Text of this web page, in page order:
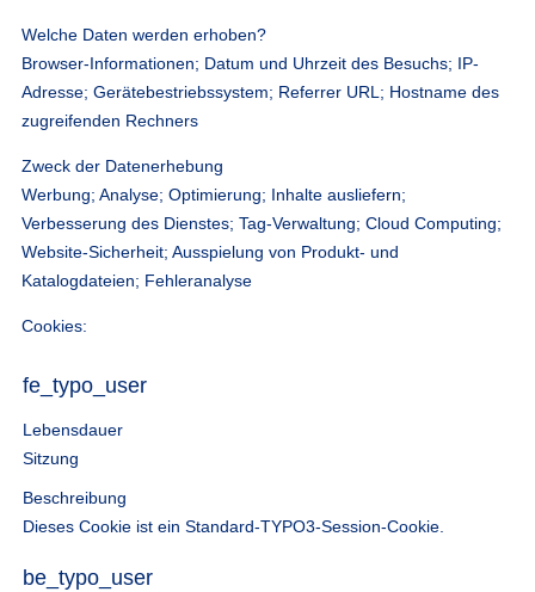
Welche Daten werden erhoben?
Browser-Informationen; Datum und Uhrzeit des Besuchs; IP-
Adresse; Gerätebestriebssystem; Referrer URL; Hostname des
zugreifenden Rechners
Zweck der Datenerhebung
Werbung; Analyse; Optimierung; Inhalte ausliefern;
Verbesserung des Dienstes; Tag-Verwaltung; Cloud Computing;
Website-Sicherheit; Ausspielung von Produkt- und
Katalogdateien; Fehleranalyse
Cookies:
fe_typo_user
Lebensdauer
Sitzung
Beschreibung
Dieses Cookie ist ein Standard-TYPO3-Session-Cookie.
be_typo_user